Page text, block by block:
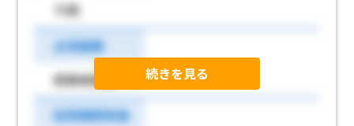
不問
必須経験
経験者優遇
試用期間有無
続きを見る